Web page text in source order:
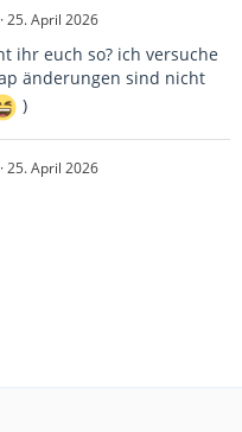
25. April 2026
ihr euch so? ich versuche
änderungen sind nicht
)
25. April 2026